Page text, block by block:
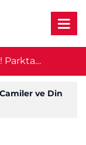
Parkta
ve Din